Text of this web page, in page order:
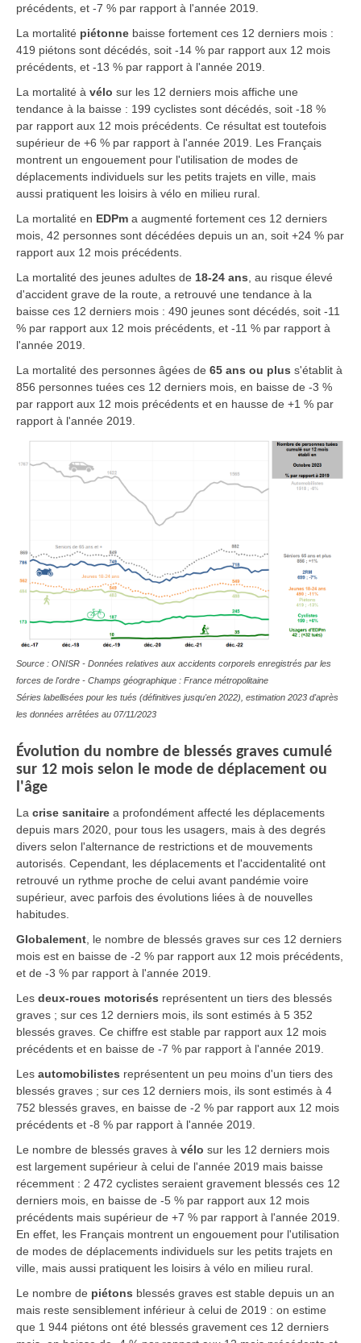
précédents, et -7 % par rapport à l'année 2019.
La mortalité piétonne baisse fortement ces 12 derniers mois :
419 piétons sont décédés, soit -14 % par rapport aux 12 mois
précédents, et -13 % par rapport à l'année 2019.
La mortalité à vélo sur les 12 derniers mois affiche une
tendance à la baisse : 199 cyclistes sont décédés, soit -18 %
par rapport aux 12 mois précédents. Ce résultat est toutefois
supérieur de +6 % par rapport à l'année 2019. Les Français
montrent un engouement pour l'utilisation de modes de
déplacements individuels sur les petits trajets en ville, mais
aussi pratiquent les loisirs à vélo en milieu rural.
La mortalité en EDPm a augmenté fortement ces 12 derniers
mois, 42 personnes sont décédées depuis un an, soit +24 % par
rapport aux 12 mois précédents.
La mortalité des jeunes adultes de 18-24 ans , au risque élevé
d'accident grave de la route, a retrouvé une tendance à la
baisse ces 12 derniers mois : 490 jeunes sont décédés, soit -11
% par rapport aux 12 mois précédents, et -11 % par rapport à
l'année 2019.
La mortalité des personnes âgées de 65 ans ou plus s'établit à
856 personnes tuées ces 12 derniers mois, en baisse de -3 %
par rapport aux 12 mois précédents et en hausse de +1 % par
rapport à l'année 2019.
Source : ONISR - Données relatives aux accidents corporels enregistrés par les
forces de l'ordre - Champs géographique : France métropolitaine
Séries labellisées pour les tués (définitives jusqu'en 2022), estimation 2023 d'après
les données arrêtées au 07/11/2023
Évolution du nombre de blessés graves cumulé
sur 12 mois selon le mode de déplacement ou
l'âge
La crise sanitaire a profondément affecté les déplacements
depuis mars 2020, pour tous les usagers, mais à des degrés
divers selon l'alternance de restrictions et de mouvements
autorisés. Cependant, les déplacements et l'accidentalité ont
retrouvé un rythme proche de celui avant pandémie voire
supérieur, avec parfois des évolutions liées à de nouvelles
habitudes.
Globalement , le nombre de blessés graves sur ces 12 derniers
mois est en baisse de -2 % par rapport aux 12 mois précédents,
et de -3 % par rapport à l'année 2019.
Les deux-roues motorisés représentent un tiers des blessés
graves ; sur ces 12 derniers mois, ils sont estimés à 5 352
blessés graves. Ce chiffre est stable par rapport aux 12 mois
précédents et en baisse de -7 % par rapport à l'année 2019.
Les automobilistes représentent un peu moins d'un tiers des
blessés graves ; sur ces 12 derniers mois, ils sont estimés à 4
752 blessés graves, en baisse de -2 % par rapport aux 12 mois
précédents et -8 % par rapport à l'année 2019.
Le nombre de blessés graves à vélo sur les 12 derniers mois
est largement supérieur à celui de l'année 2019 mais baisse
récemment : 2 472 cyclistes seraient gravement blessés ces 12
derniers mois, en baisse de -5 % par rapport aux 12 mois
précédents mais supérieur de +7 % par rapport à l'année 2019.
En effet, les Français montrent un engouement pour l'utilisation
de modes de déplacements individuels sur les petits trajets en
ville, mais aussi pratiquent les loisirs à vélo en milieu rural.
Le nombre de piétons blessés graves est stable depuis un an
mais reste sensiblement inférieur à celui de 2019 : on estime
que 1 944 piétons ont été blessés gravement ces 12 derniers